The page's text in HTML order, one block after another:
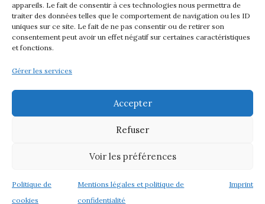
appareils. Le fait de consentir à ces technologies nous permettra de
traiter des données telles que le comportement de navigation ou les ID
uniques sur ce site. Le fait de ne pas consentir ou de retirer son
consentement peut avoir un effet négatif sur certaines caractéristiques
et fonctions.
Gérer les services
Accepter
Refuser
Voir les préférences
Politique de
cookies
Mentions légales et politique de
confidentialité
Imprint
CGV et Retours
Mentions légales & confidentialité
© 2026 Asso M&M - Thème WordPress par
Kadence WP